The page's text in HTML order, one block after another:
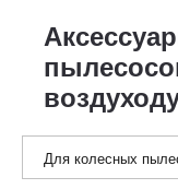
Для колесных